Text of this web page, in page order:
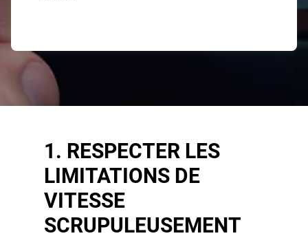
1. RESPECTER LES
LIMITATIONS DE
VITESSE
SCRUPULEUSEMENT